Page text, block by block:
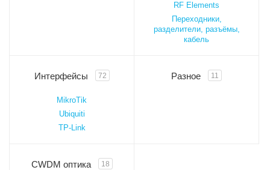
RF Elements
Переходники,
разделители, разъёмы,
кабель
Интерфейсы 72
MikroTik
Ubiquiti
TP-Link
Разное 11
CWDM оптика 18